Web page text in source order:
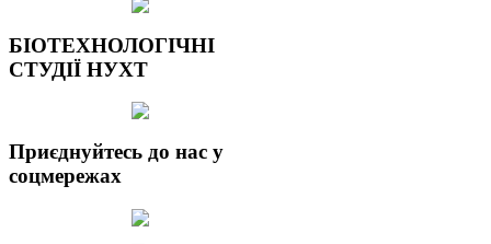
БІОТЕХНОЛОГІЧНІ
СТУДІЇ НУХТ
Приєднуйтесь до нас у
соцмережах